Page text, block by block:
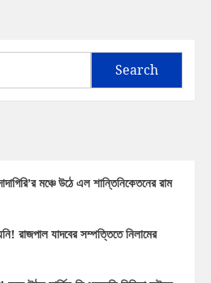
Search
মঞ্চে উঠে এল শান্তিনিকেতনের রাম
রাজপাল যাদবের সম্পত্তিতে নিলামের